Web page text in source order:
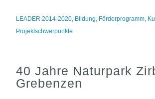
LEADER 2014-2020, Bildung, Förderprogramm,
Projektschwerpunkte
40 Jahre Naturpark
Grebenzen